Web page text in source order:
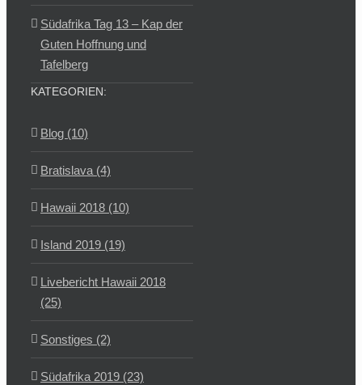
Südafrika Tag 13 – Kap der
Guten Hoffnung und
Tafelberg
KATEGORIEN:
Blog (10)
Bratislava (4)
Hawaii 2018 (10)
Island 2019 (19)
Livebericht Hawaii 2018
(25)
Sonstiges (2)
Südafrika 2019 (23)